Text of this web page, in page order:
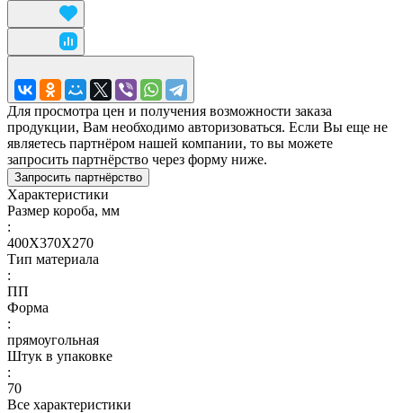
Для просмотра цен и получения возможности заказа
продукции, Вам необходимо авторизоваться. Если Вы еще не
являетесь партнёром нашей компании, то вы можете
запросить партнёрство через форму ниже.
Запросить партнёрство
Характеристики
Размер короба, мм
:
400X370X270
Тип материала
:
ПП
Форма
:
прямоугольная
Штук в упаковке
:
70
Все характеристики